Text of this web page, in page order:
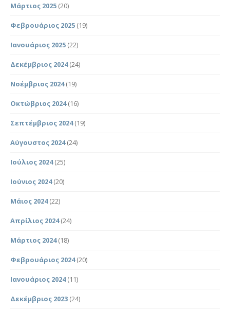
Μάρτιος 2025 (20)
Φεβρουάριος 2025 (19)
Ιανουάριος 2025 (22)
Δεκέμβριος 2024(24)
Νοέμβριος 2024(19)
Οκτώβριος 2024(16)
Σεπτέμβριος 2024(19)
Αύγουστος 2024(24)
Ιούλιος 2024(25)
Ιούνιος 2024(20)
Μάιος 2024(22)
Απρίλιος 2024(24)
Μάρτιος 2024(18)
Φεβρουάριος 2024(20)
Ιανουάριος 2024(11)
Δεκέμβριος 2023 (24)